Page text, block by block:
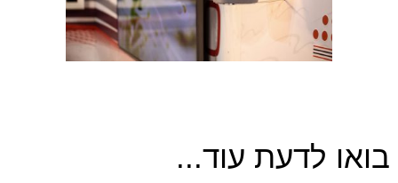
בואו לדעת עוד...